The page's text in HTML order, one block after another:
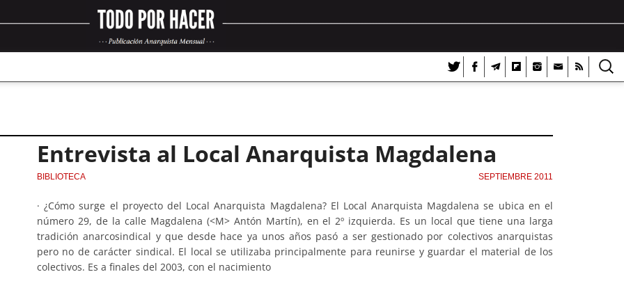
Entrevista al Local Anarquista Magdalena
BIBLIOTECA SEPTIEMBRE 2011
· ¿Cómo surge el proyecto del Local Anarquista Magdalena? El Local Anarquista Magdalena se ubica en el
número 29, de la calle Magdalena (<M> Antón Martín), en el 2º izquierda. Es un local que tiene una larga
tradición anarcosindical y que desde hace ya unos años pasó a ser gestionado por colectivos anarquistas
pero no de carácter sindical. El local se utilizaba principalmente para reunirse y guardar el material de los
colectivos. Es a finales del 2003, con el nacimiento